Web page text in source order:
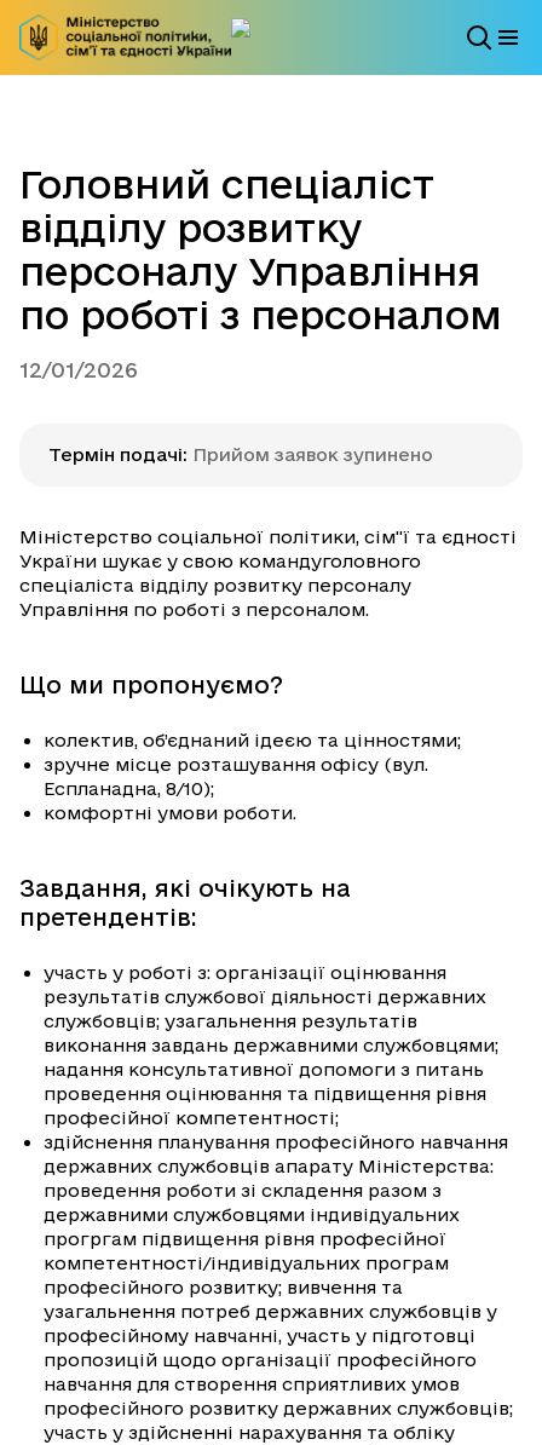
Головний спеціаліст
відділу розвитку
персоналу Управління
по роботі з персоналом
12/01/2026
Термін подачі: Прийом заявок зупинено
Міністерство соціальної політики, сім"ї та єдності
України шукає у свою командуголовного
спеціаліста відділу розвитку персоналу
Управління по роботі з персоналом.
Що ми пропонуємо?
колектив, об’єднаний ідеєю та цінностями;
зручне місце розташування офісу (вул.
Еспланадна, 8/10);
комфортні умови роботи.
Завдання, які очікують на
претендентів:
участь у роботі з: організації оцінювання
результатів службової діяльності державних
службовців; узагальнення результатів
виконання завдань державними службовцями;
надання консультативної допомоги з питань
проведення оцінювання та підвищення рівня
професійної компетентності;
здійснення планування професійного навчання
державних службовців апарату Міністерства:
проведення роботи зі складення разом з
державними службовцями індивідуальних
прогргам підвищення рівня професійної
компетентності/індивідуальних програм
професійного розвитку; вивчення та
узагальнення потреб державних службовців у
професійному навчанні, участь у підготовці
пропозицій щодо організації професійного
навчання для створення сприятливих умов
професійного розвитку державних службовців;
участь у здійсненні нарахування та обліку